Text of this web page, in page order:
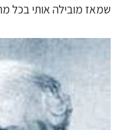
שמאז מובילה אותי בכל